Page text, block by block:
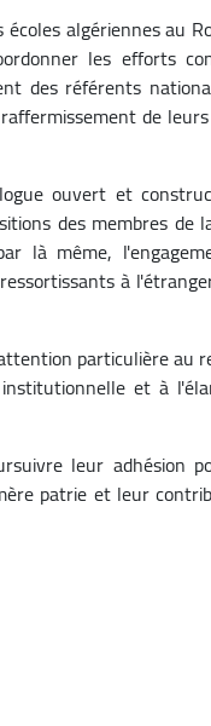
algériennes au
les efforts
des référents
de
ouvert et
des membres de
là même,
à
particulière au
et à
leur adhésion
patrie et leur